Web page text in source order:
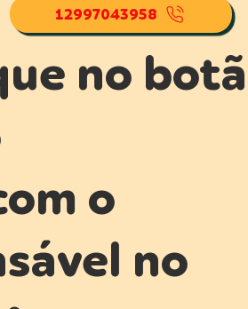
12997043958
no
o
no